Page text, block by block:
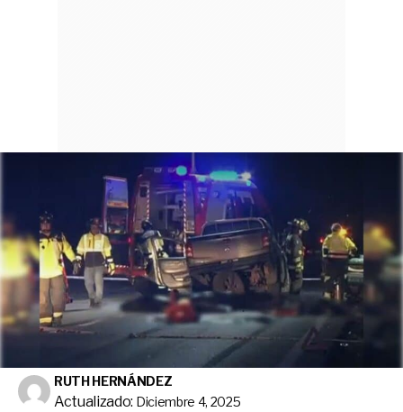
RUTH HERNÁNDEZ
Actualizado: Diciembre 4, 2025